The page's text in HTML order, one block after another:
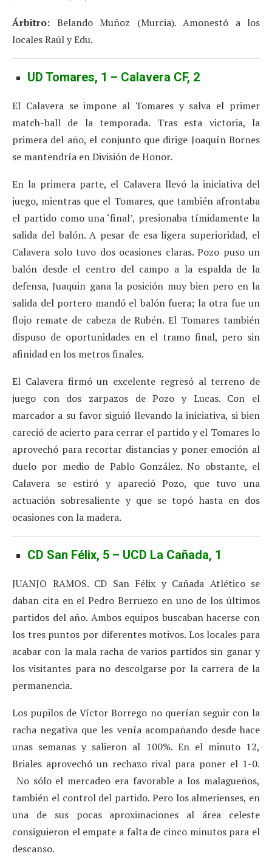
Árbitro: Belando Muñoz (Murcia). Amonestó a los
locales Raúl y Edu.
UD Tomares, 1 – Calavera CF, 2
El Calavera se impone al Tomares y salva el primer
match-ball de la temporada. Tras esta victoria, la
primera del año, el conjunto que dirige Joaquín Bornes
se mantendría en División de Honor.
En la primera parte, el Calavera llevó la iniciativa del
juego, mientras que el Tomares, que también afrontaba
el partido como una ‘final’, presionaba tímidamente la
salida del balón. A pesar de esa ligera superioridad, el
Calavera solo tuvo dos ocasiones claras. Pozo puso un
balón desde el centro del campo a la espalda de la
defensa, Juaquin gana la posición muy bien pero en la
salida del portero mandó el balón fuera; la otra fue un
flojo remate de cabeza de Rubén. El Tomares también
dispuso de oportunidades en el tramo final, pero sin
afinidad en los metros finales.
El Calavera firmó un excelente regresó al terreno de
juego con dos zarpazos de Pozo y Lucas. Con el
marcador a su favor siguió llevando la iniciativa, si bien
careció de acierto para cerrar el partido y el Tomares lo
aprovechó para recortar distancias y poner emoción al
duelo por medio de Pablo González. No obstante, el
Calavera se estiró y apareció Pozo, que tuvo una
actuación sobresaliente y que se topó hasta en dos
ocasiones con la madera.
CD San Félix, 5 – UCD La Cañada, 1
JUANJO RAMOS. CD San Félix y Cañada Atlético se
daban cita en el Pedro Berruezo en uno de los últimos
partidos del año. Ambos equipos buscaban hacerse con
los tres puntos por diferentes motivos. Los locales para
acabar con la mala racha de varios partidos sin ganar y
los visitantes para no descolgarse por la carrera de la
permanencia.
Los pupilos de Víctor Borrego no querían seguir con la
racha negativa que les venía acompañando desde hace
unas semanas y salieron al 100%. En el minuto 12,
Briales aprovechó un rechazo rival para poner el 1-0.
No sólo el mercadeo era favorable a los malagueños,
también el control del partido. Pero los almerienses, en
una de sus pocas aproximaciones al área celeste
consiguieron el empate a falta de cinco minutos para el
descanso.